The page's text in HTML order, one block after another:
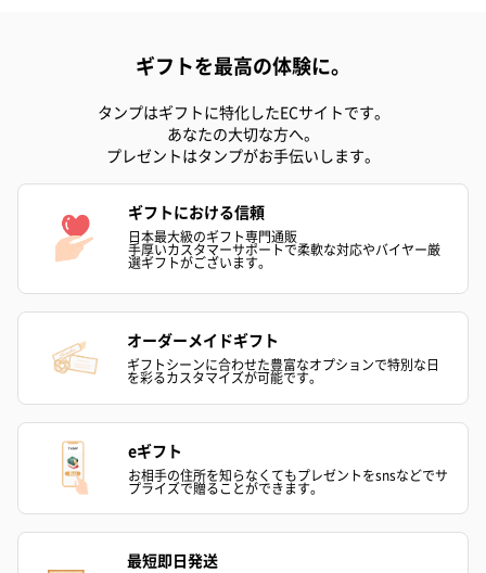
ギフトを最高の体験に。
タンプはギフトに特化したECサイトです。
あなたの大切な方へ。
プレゼントはタンプがお手伝いします。
ギフトにおける信頼
日本最大級のギフト専門通販
手厚いカスタマーサポートで柔軟な対応やバイヤー厳
選ギフトがございます。
オーダーメイドギフト
ギフトシーンに合わせた豊富なオプションで特別な日
を彩るカスタマイズが可能です。
eギフト
お相手の住所を知らなくてもプレゼントをsnsなどでサ
プライズで贈ることができます。
最短即日発送